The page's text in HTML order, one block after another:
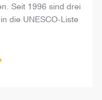
Seit 1996 sind drei
die UNESCO-Liste